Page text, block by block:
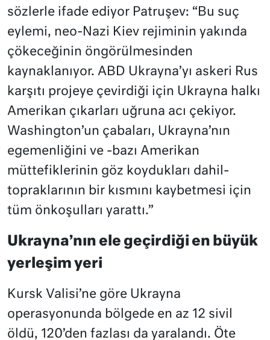
sözlerle ifade ediyor Patruşev: “Bu suç
eylemi, neo-Nazi Kiev rejiminin yakında
çökeceğinin öngörülmesinden
kaynaklanıyor. ABD Ukrayna’yı askeri Rus
karşıtı projeye çevirdiği için Ukrayna halkı
Amerikan çıkarları uğruna acı çekiyor.
Washington’un çabaları, Ukrayna’nın
egemenliğini ve -bazı Amerikan
müttefiklerinin göz koydukları dahil-
topraklarının bir kısmını kaybetmesi için
tüm önkoşulları yarattı.”
Ukrayna’nın ele geçirdiği en büyük
yerleşim yeri
Kursk Valisi’ne göre Ukrayna
operasyonunda bölgede en az 12 sivil
öldü, 120’den fazlası da yaralandı. Öte